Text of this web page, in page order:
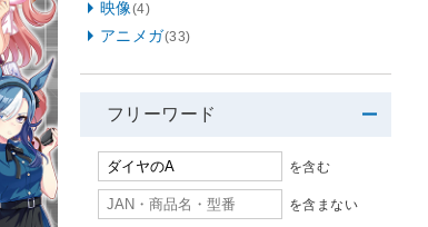
映像(4)
アニメガ(33)
フリーワード
を含む
を含まない